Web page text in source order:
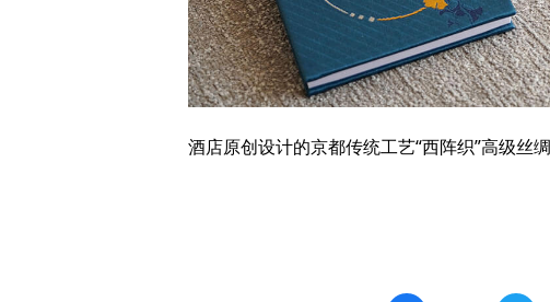
酒店原创设计的京都传统工艺“西阵织”高级丝绸